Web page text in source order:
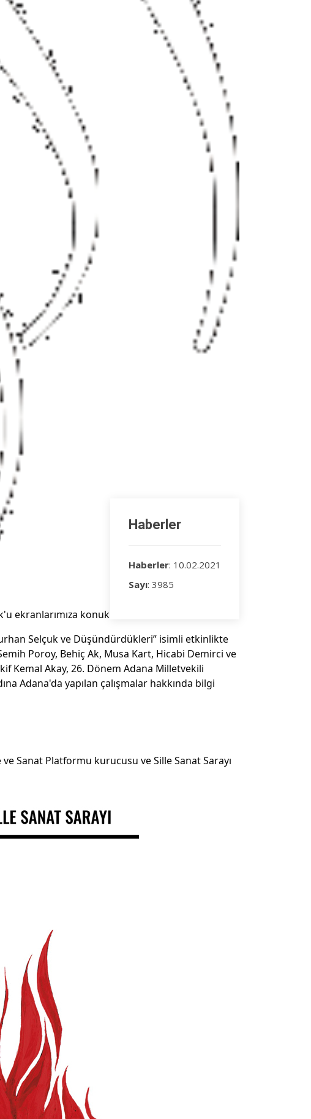
Haberler
Haberler: 10.02.2021
Sayı: 3985
ekranlarımıza konuk ettik.
Selçuk ve Düşündürdükleri” isimli etkinlikte
Poroy, Behiç Ak, Musa Kart, Hicabi Demirci ve
Kemal Akay, 26. Dönem Adana Milletvekili
Adana'da yapılan çalışmalar hakkında bilgi